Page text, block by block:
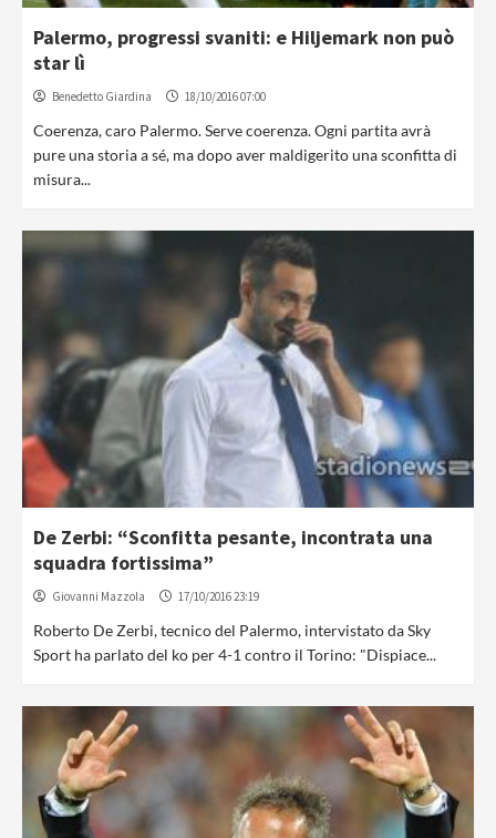
Palermo, progressi svaniti: e Hiljemark non può
star lì
Benedetto Giardina 18/10/2016 07:00
Coerenza, caro Palermo. Serve coerenza. Ogni partita avrà
pure una storia a sé, ma dopo aver maldigerito una sconfitta di
misura...
De Zerbi: “Sconfitta pesante, incontrata una
squadra fortissima”
Giovanni Mazzola 17/10/2016 23:19
Roberto De Zerbi, tecnico del Palermo, intervistato da Sky
Sport ha parlato del ko per 4-1 contro il Torino: "Dispiace...